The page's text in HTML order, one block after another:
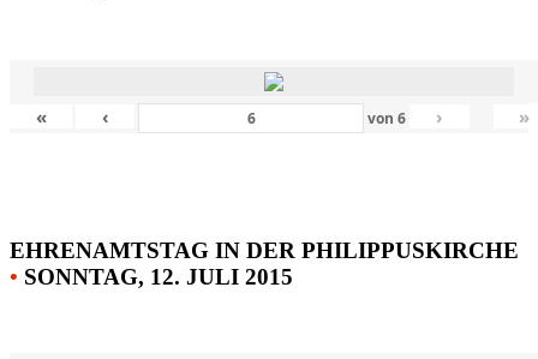
« ‹ von6 › »
EHRENAMTSTAG IN DER PHILIPPUSKIRCHE
• SONNTAG, 12. JULI 2015